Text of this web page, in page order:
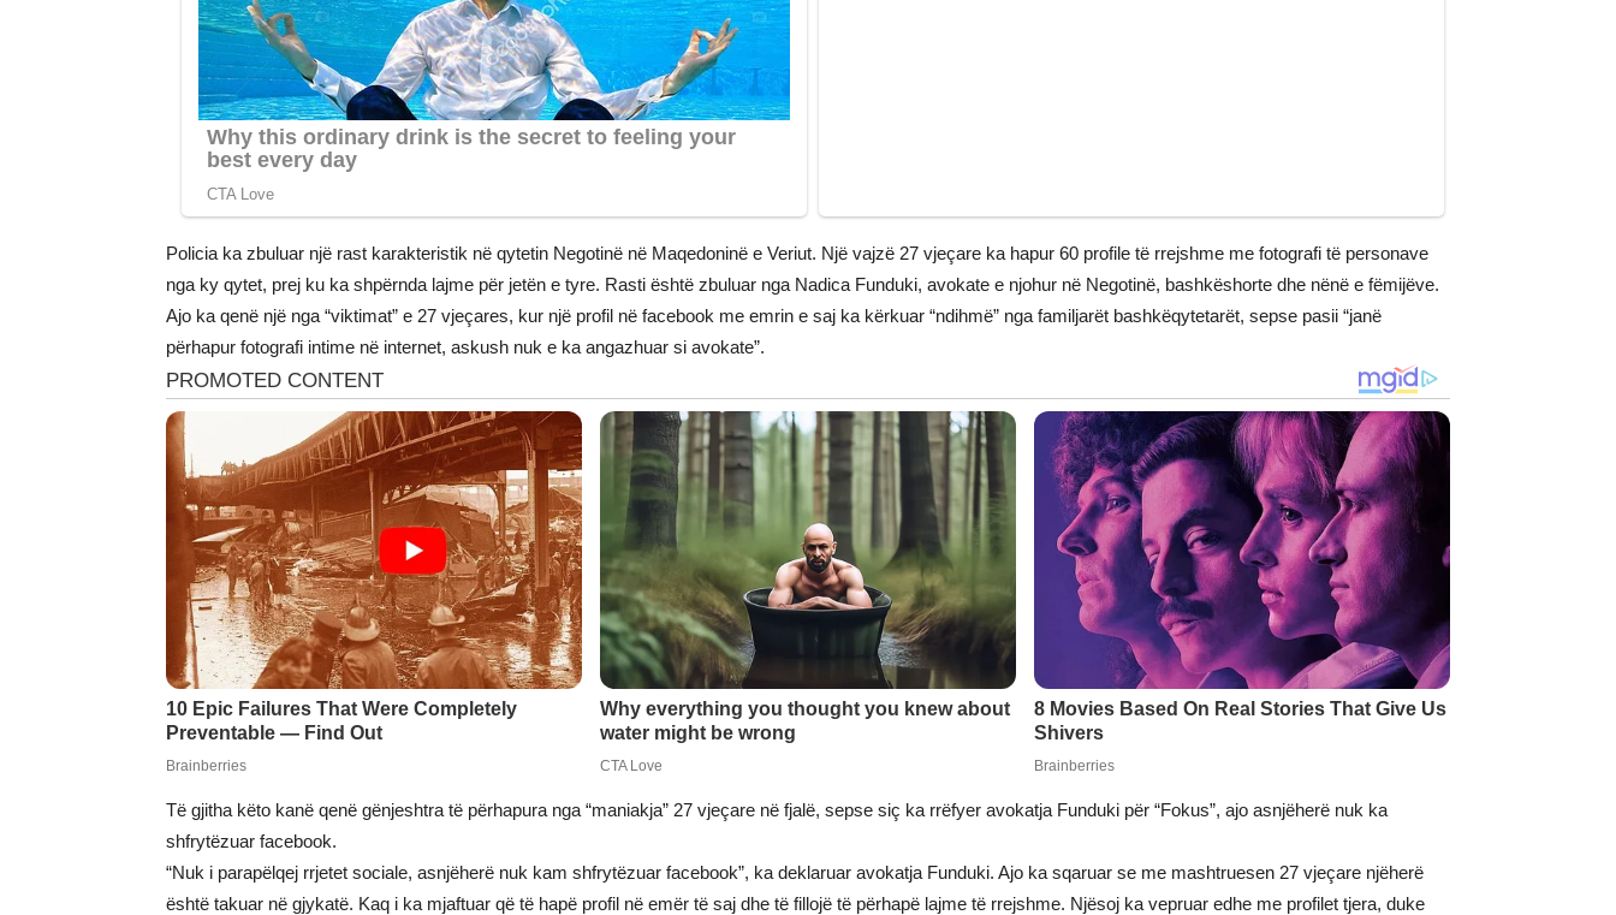
Policia ka zbuluar një rast karakteristik në qytetin Negotinë në Maqedoninë e Veriut. Një vajzë 27 vjeçare ka hapur 60 profile të rrejshme me fotografi të personave
nga ky qytet, prej ku ka shpërnda lajme për jetën e tyre. Rasti është zbuluar nga Nadica Funduki, avokate e njohur në Negotinë, bashkëshorte dhe nënë e fëmijëve.
Ajo ka qenë një nga “viktimat” e 27 vjeçares, kur një profil në facebook me emrin e saj ka kërkuar “ndihmë” nga familjarët bashkëqytetarët, sepse pasii “janë
përhapur fotografi intime në internet, askush nuk e ka angazhuar si avokate”.
Të gjitha këto kanë qenë gënjeshtra të përhapura nga “maniakja” 27 vjeçare në fjalë, sepse siç ka rrëfyer avokatja Funduki për “Fokus”, ajo asnjëherë nuk ka
shfrytëzuar facebook.
“Nuk i parapëlqej rrjetet sociale, asnjëherë nuk kam shfrytëzuar facebook”, ka deklaruar avokatja Funduki. Ajo ka sqaruar se me mashtruesen 27 vjeçare njëherë
është takuar në gjykatë. Kaq i ka mjaftuar që të hapë profil në emër të saj dhe të fillojë të përhapë lajme të rrejshme. Njësoj ka vepruar edhe me profilet tjera, duke